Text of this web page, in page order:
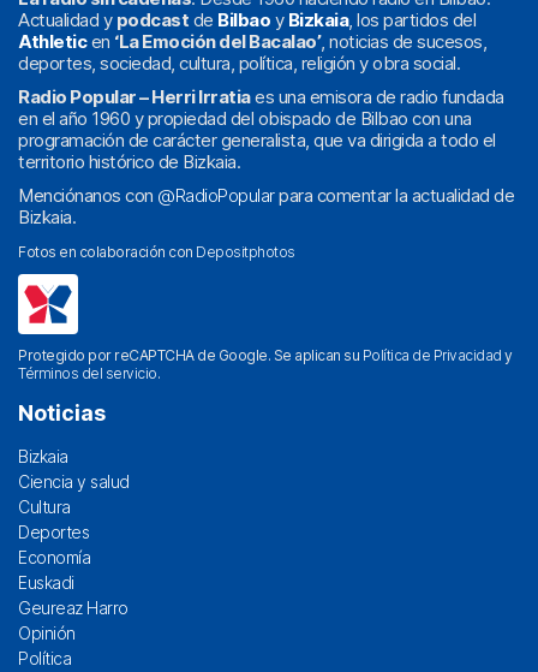
Actualidad y podcast de Bilbao y Bizkaia, los partidos del
Athleticen ‘La Emoción del Bacalao’, noticias de sucesos,
deportes, sociedad, cultura, política, religión y obra social.
Radio Popular – Herri Irratiaes una emisora de radio fundada
en el año 1960 y propiedad del obispado de Bilbao con una
programación de carácter generalista, que va dirigida a todo el
territorio histórico de Bizkaia.
Menciónanos con @RadioPopularpara comentar la actualidad de
Bizkaia.
Fotos en colaboración con Depositphotos
Protegido por reCAPTCHA de Google. Se aplican su Política de Privacidad y
Términos del servicio.
Noticias
Bizkaia
Ciencia y salud
Cultura
Deportes
Economía
Euskadi
Geureaz Harro
Opinión
Política